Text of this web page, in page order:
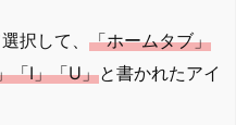
択して、 「ホームタブ」
「I」「U」と書かれたアイ